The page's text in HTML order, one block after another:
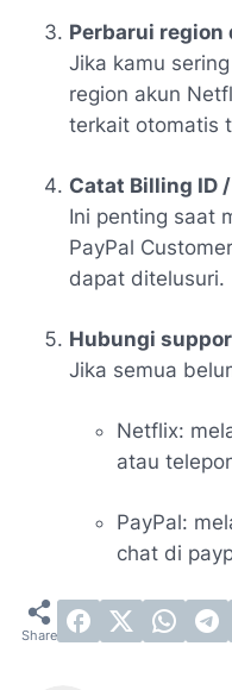
Perbarui
Jika kamu
region akun
terkait otomatis
Catat Billing ID
Ini penting saat
PayPal
dapat ditelusuri.
Hubungi
Jika semua
Netflix:
atau
PayPal:
chat di